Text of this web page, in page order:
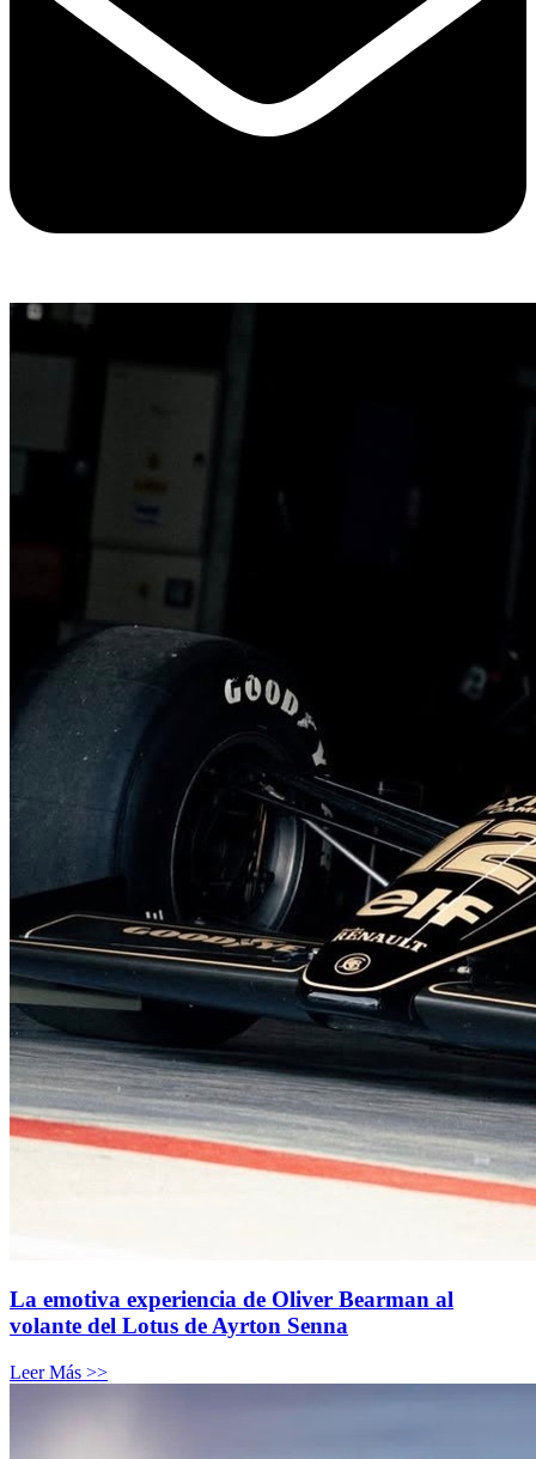
La emotiva experiencia de Oliver Bearman al
volante del Lotus de Ayrton Senna
Leer Más >>